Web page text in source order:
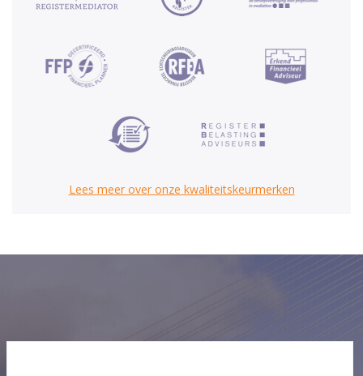
Lees meer over onze kwaliteitskeurmerken